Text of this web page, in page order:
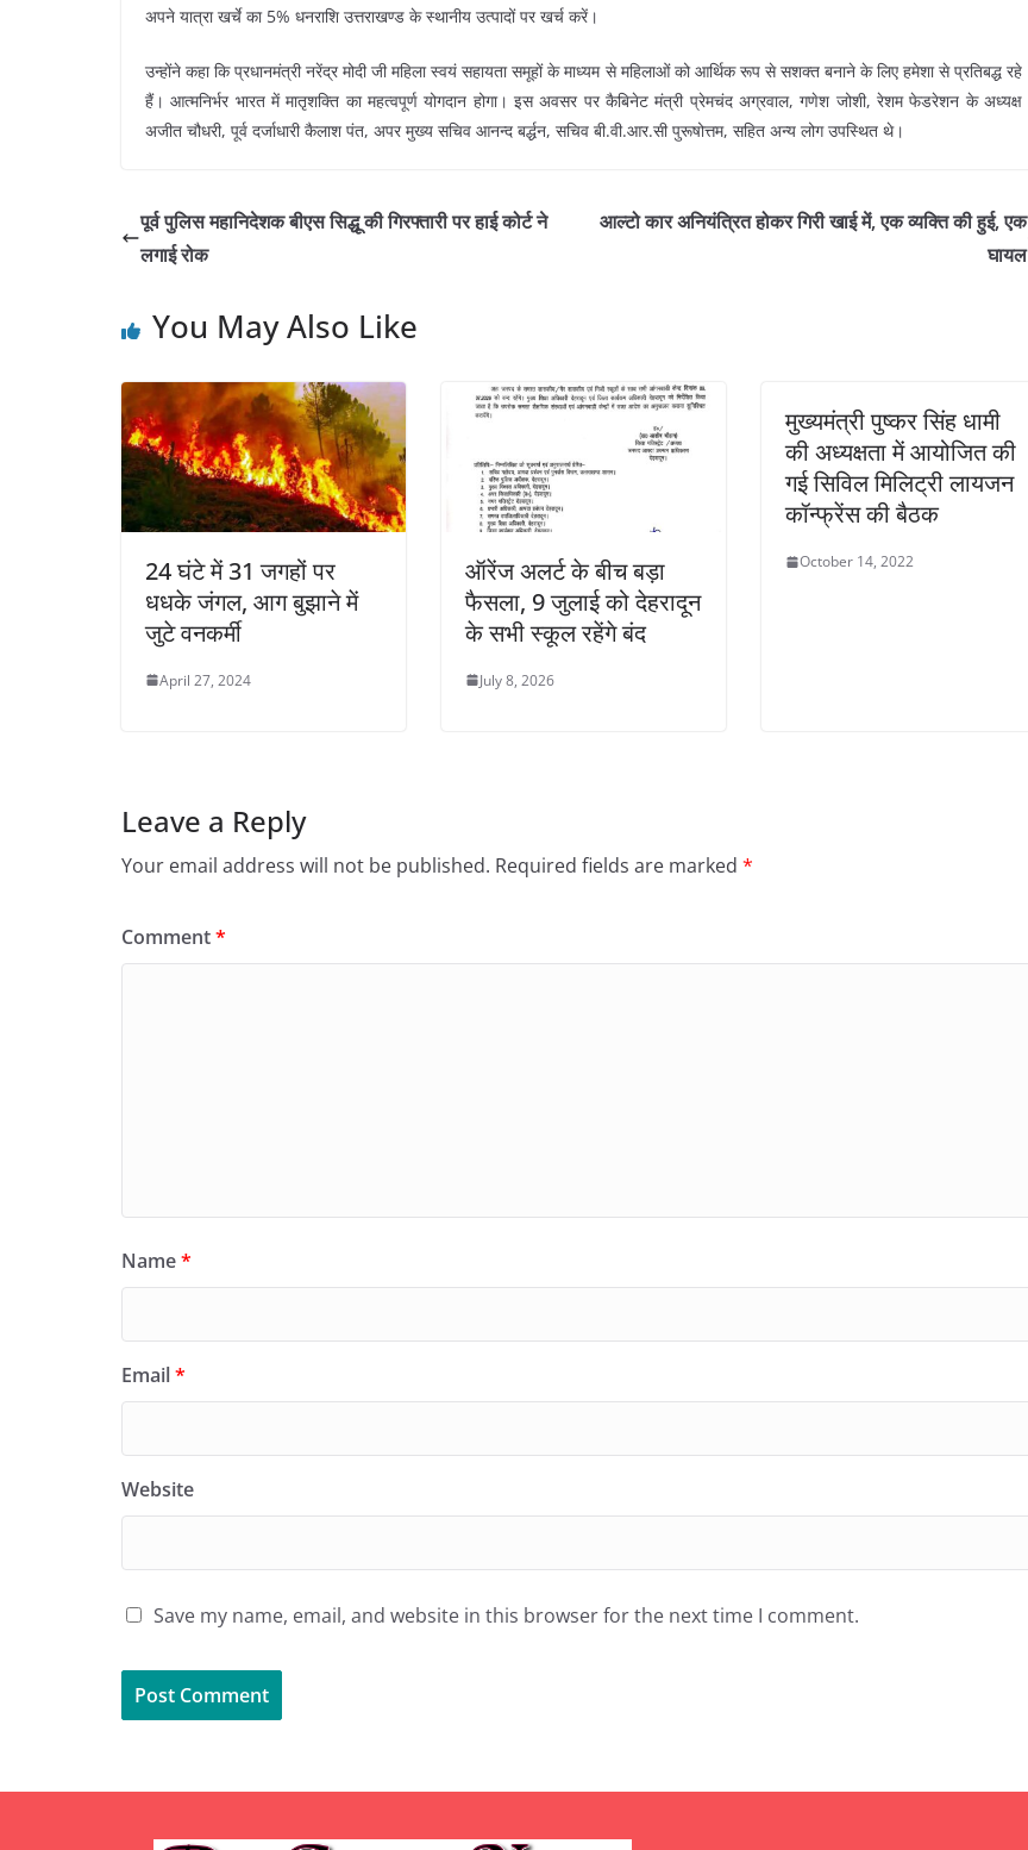
अपने यात्रा खर्चे का 5% धनराशि उत्तराखण्ड के स्थानीय उत्पादों पर खर्च करें।
उन्होंने कहा कि प्रधानमंत्री नरेंद्र मोदी जी महिला स्वयं सहायता समूहों के माध्यम से महिलाओं को आर्थिक रूप से सशक्त बनाने के लिए हमेशा से प्रतिबद्ध रहे
हैं। आत्मनिर्भर भारत में मातृशक्ति का महत्वपूर्ण योगदान होगा। इस अवसर पर कैबिनेट मंत्री प्रेमचंद अग्रवाल, गणेश जोशी, रेशम फेडरेशन के अध्यक्ष
अजीत चौधरी, पूर्व दर्जाधारी कैलाश पंत, अपर मुख्य सचिव आनन्द बर्द्धन, सचिव बी.वी.आर.सी पुरूषोत्तम, सहित अन्य लोग उपस्थित थे।
पूर्व पुलिस महानिदेशक बीएस सिद्धू की गिरफ्तारी पर हाई कोर्ट ने
लगाई रोक
आल्‍टो कार अनियंत्रित होकर गिरी खाई में, एक व्यक्ति की हुई, एक
घायल
You May Also Like
24 घंटे में 31 जगहों पर
धधके जंगल, आग बुझाने में
जुटे वनकर्मी
April 27, 2024
ऑरेंज अलर्ट के बीच बड़ा
फैसला, 9 जुलाई को देहरादून
के सभी स्कूल रहेंगे बंद
July 8, 2026
मुख्यमंत्री पुष्कर सिंह धामी
की अध्यक्षता में आयोजित की
गई सिविल मिलिट्री लायजन
कॉन्फ्रेंस की बैठक
October 14, 2022
Leave a Reply
Your email address will not be published. Required fields are marked *
Comment*
Name*
Email*
Website
Save my name, email, and website in this browser for the next time I comment.